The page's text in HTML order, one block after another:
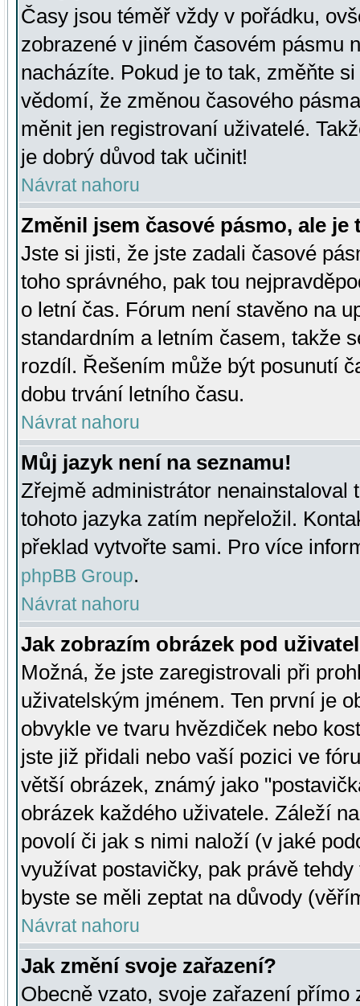
Časy jsou téměř vždy v pořádku,
zobrazené v jiném časovém pásmu
nacházíte. Pokud je to tak, změňte
vědomí, že změnou časového
měnit jen registrovaní uživatelé.
je dobrý důvod tak učinit!
Návrat nahoru
Změnil jsem časové pásmo, ale je
Jste si jisti, že jste zadali časové
toho správného, pak tou
o letní čas. Fórum není stavěno na
standardním a letním časem, takže
rozdíl. Řešením může být posunutí
dobu trvání letního času.
Návrat nahoru
Můj jazyk není na seznamu!
Zřejmě administrátor nenainstaloval
tohoto jazyka zatím nepřeložil.
překlad vytvořte sami. Pro více
phpBB Group.
Návrat nahoru
Jak zobrazím obrázek pod
Možná, že jste zaregistrovali při
uživatelským jménem. Ten první je
obvykle ve tvaru hvězdiček nebo
jste již přidali nebo vaší pozici ve
větší obrázek, známý jako
obrázek každého uživatele. Záleží
povolí či jak s nimi naloží (v jaké
využívat postavičky, pak právě
byste se měli zeptat na důvody
Návrat nahoru
Jak změní svoje zařazení?
Obecně vzato, svoje zařazení přímo